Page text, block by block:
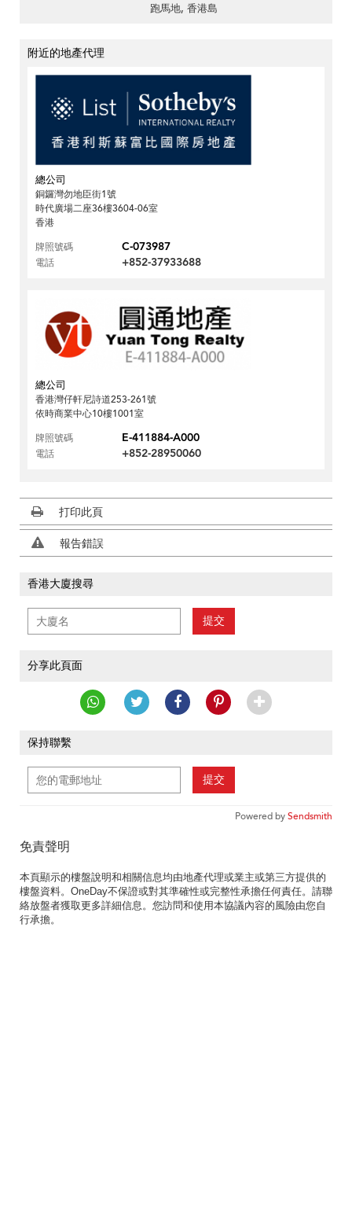
跑馬地, 香港島
附近的地產代理
總公司
銅鑼灣勿地臣街1號
時代廣場二座36樓3604-06室
香港
牌照號碼
C-073987
電話 +852-37933688
總公司
香港灣仔軒尼詩道253-261號
依時商業中心10樓1001室
牌照號碼
E-411884-A000
電話 +852-28950060
打印此頁
報告錯誤
香港大廈搜尋
提交
分享此頁面
保持聯繫
提交
Powered bySendsmith
免責聲明
本頁顯示的樓盤說明和相關信息均由地產代理或業主或第三方提供的
樓盤資料。OneDay不保證或對其準確性或完整性承擔任何責任。請聯
絡放盤者獲取更多詳細信息。您訪問和使用本協議內容的風險由您自
行承擔。